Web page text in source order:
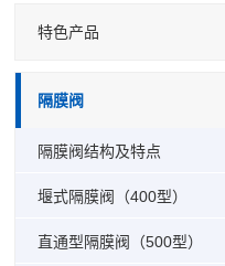
特色产品
隔膜阀
隔膜阀结构及特点
堰式隔膜阀（400型）
直通型隔膜阀（500型）